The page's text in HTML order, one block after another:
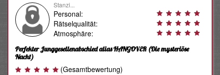
Stanzi...
Personal:
Rätselqualität:
Atmosphäre:
Perfekter Junggesellenabschied alias HANGOVER(Die mysteriöse
Nacht)
(Gesamtbewertung)